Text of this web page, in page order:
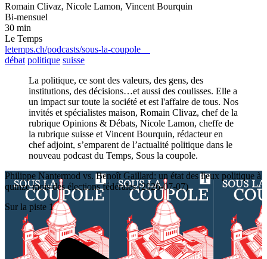
Romain Clivaz, Nicole Lamon, Vincent Bourquin
Bi-mensuel
30 min
Le Temps
letemps.ch/podcasts/sous-la-coupole
débat politique suisse
La politique, ce sont des valeurs, des gens, des
institutions, des décisions…et aussi des coulisses. Elle a
un impact sur toute la société et est l'affaire de tous. Nos
invités et spécialistes maison, Romain Clivaz, chef de la
rubrique Opinions & Débats, Nicole Lamon, cheffe de
la rubrique suisse et Vincent Bourquin, rédacteur en
chef adjoint, s’emparent de l’actualité politique dans le
nouveau podcast du Temps, Sous la coupole.
Philippe Nantermod vs. Benoît Gaillard: un état des lieux politique à
quinze mois des élections fédérales (2026-07-07)
Sur la piste 1